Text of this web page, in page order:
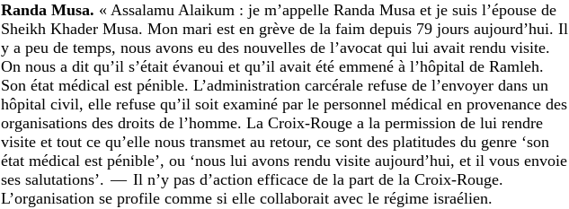
Randa Musa. « Assalamu Alaikum : je m’appelle Randa Musa et je suis l’épouse de
Sheikh Khader Musa. Mon mari est en grève de la faim depuis 79 jours aujourd’hui. Il
y a peu de temps, nous avons eu des nouvelles de l’avocat qui lui avait rendu visite.
On nous a dit qu’il s’était évanoui et qu’il avait été emmené à l’hôpital de Ramleh.
Son état médical est pénible. L’administration carcérale refuse de l’envoyer dans un
hôpital civil, elle refuse qu’il soit examiné par le personnel médical en provenance des
organisations des droits de l’homme. La Croix-Rouge a la permission de lui rendre
visite et tout ce qu’elle nous transmet au retour, ce sont des platitudes du genre ‘son
état médical est pénible’, ou ‘nous lui avons rendu visite aujourd’hui, et il vous envoie
ses salutations’. — Il n’y pas d’action efficace de la part de la Croix-Rouge.
L’organisation se profile comme si elle collaborait avec le régime israélien.